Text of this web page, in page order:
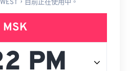
，目前正在使用中。
MSK